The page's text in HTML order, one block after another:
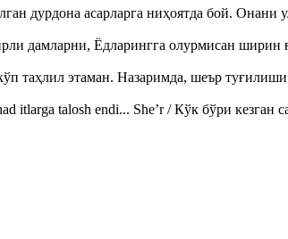
дурдона асарларга ниҳоятда бой.
дамларни, Ёдларингга олурмисан
таҳлил этаман. Назаримда, шеър
itlarga talosh endi... She’r / Кўк бўри кезган